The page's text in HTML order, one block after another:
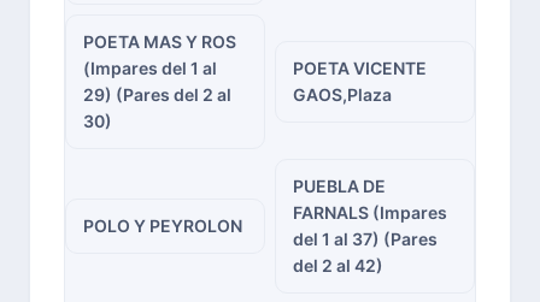
POETA MAS Y ROS
(Impares del 1 al
29) (Pares del 2 al
30)
POETA VICENTE
GAOS,Plaza
POLO Y PEYROLON
PUEBLA DE
FARNALS (Impares
del 1 al 37) (Pares
del 2 al 42)